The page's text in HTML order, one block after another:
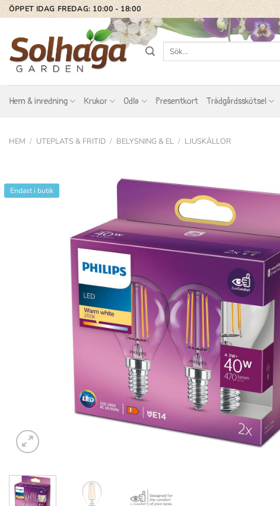
Skip
to
content
ÖPPET IDAG FREDAG: 10:00 - 18:00
Sök
Hem & inredning Krukor Odla Presentkort Trädgårdsskötsel
HEM / UTEPLATS & FRITID / BELYSNING & EL / LJUSKÄLLOR
Endast i butik